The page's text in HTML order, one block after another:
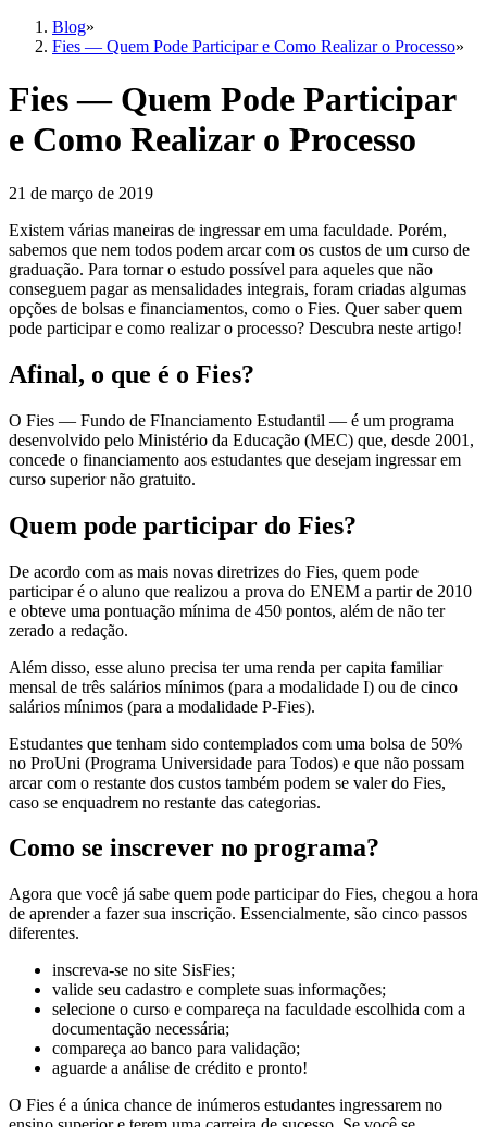
Blog»
Fies — Quem Pode Participar e Como Realizar o Processo»
Fies — Quem Pode Participar
e Como Realizar o Processo
21 de março de 2019
Existem várias maneiras de ingressar em uma faculdade. Porém,
sabemos que nem todos podem arcar com os custos de um curso de
graduação. Para tornar o estudo possível para aqueles que não
conseguem pagar as mensalidades integrais, foram criadas algumas
opções de bolsas e financiamentos, como o Fies. Quer saber quem
pode participar e como realizar o processo? Descubra neste artigo!
Afinal, o que é o Fies?
O Fies — Fundo de FInanciamento Estudantil — é um programa
desenvolvido pelo Ministério da Educação (MEC) que, desde 2001,
concede o financiamento aos estudantes que desejam ingressar em
curso superior não gratuito.
Quem pode participar do Fies?
De acordo com as mais novas diretrizes do Fies, quem pode
participar é o aluno que realizou a prova do ENEM a partir de 2010
e obteve uma pontuação mínima de 450 pontos, além de não ter
zerado a redação.
Além disso, esse aluno precisa ter uma renda per capita familiar
mensal de três salários mínimos (para a modalidade I) ou de cinco
salários mínimos (para a modalidade P-Fies).
Estudantes que tenham sido contemplados com uma bolsa de 50%
no ProUni (Programa Universidade para Todos) e que não possam
arcar com o restante dos custos também podem se valer do Fies,
caso se enquadrem no restante das categorias.
Como se inscrever no programa?
Agora que você já sabe quem pode participar do Fies, chegou a hora
de aprender a fazer sua inscrição. Essencialmente, são cinco passos
diferentes.
inscreva-se no site SisFies;
valide seu cadastro e complete suas informações;
selecione o curso e compareça na faculdade escolhida com a
documentação necessária;
compareça ao banco para validação;
aguarde a análise de crédito e pronto!
O Fies é a única chance de inúmeros estudantes ingressarem no